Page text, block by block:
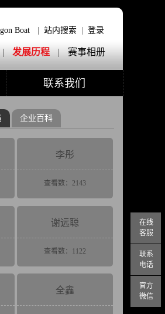
在线
客服
联系
电话
官方
微信
Boat 站内搜索 登录
| 发展历程 | 赛事相册
联系我们
企业百科
李彤
查看数：2143
谢远聪
查看数：1122
全鑫